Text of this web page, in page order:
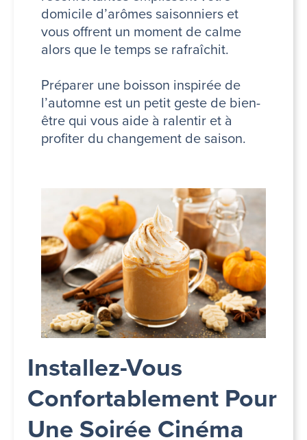
domicile d’arômes saisonniers et
vous offrent un moment de calme
alors que le temps se rafraîchit.
Préparer une boisson inspirée de
l’automne est un petit geste de bien-
être qui vous aide à ralentir et à
profiter du changement de saison.
Installez-Vous
Confortablement Pour
Une Soirée Cinéma